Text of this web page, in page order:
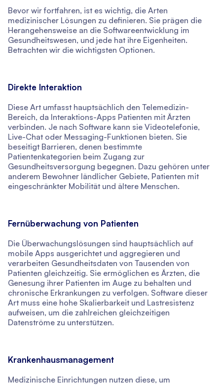
Bevor wir fortfahren, ist es wichtig, die Arten
medizinischer Lösungen zu definieren. Sie prägen die
Herangehensweise an die Softwareentwicklung im
Gesundheitswesen, und jede hat ihre Eigenheiten.
Betrachten wir die wichtigsten Optionen.
Direkte Interaktion
Diese Art umfasst hauptsächlich den Telemedizin-
Bereich, da Interaktions-Apps Patienten mit Ärzten
verbinden. Je nach Software kann sie Videotelefonie,
Live-Chat oder Messaging-Funktionen bieten. Sie
beseitigt Barrieren, denen bestimmte
Patientenkategorien beim Zugang zur
Gesundheitsversorgung begegnen. Dazu gehören unter
anderem Bewohner ländlicher Gebiete, Patienten mit
eingeschränkter Mobilität und ältere Menschen.
Fernüberwachung von Patienten
Die Überwachungslösungen sind hauptsächlich auf
mobile Apps ausgerichtet und aggregieren und
verarbeiten Gesundheitsdaten von Tausenden von
Patienten gleichzeitig. Sie ermöglichen es Ärzten, die
Genesung ihrer Patienten im Auge zu behalten und
chronische Erkrankungen zu verfolgen. Software dieser
Art muss eine hohe Skalierbarkeit und Lastresistenz
aufweisen, um die zahlreichen gleichzeitigen
Datenströme zu unterstützen.
Krankenhausmanagement
Medizinische Einrichtungen nutzen diese, um